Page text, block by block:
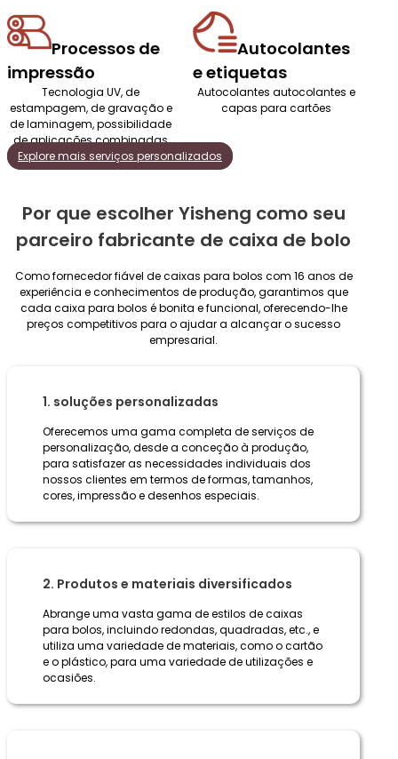
Processos de
impressão
Tecnologia UV, de
estampagem, de gravação e
de laminagem, possibilidade
de aplicações combinadas
Autocolantes
e etiquetas
Autocolantes autocolantes e
capas para cartões
Explore mais serviços personalizados
Por que escolher Yisheng como seu
parceiro fabricante de caixa de bolo
Como fornecedor fiável de caixas para bolos com 16 anos de
experiência e conhecimentos de produção, garantimos que
cada caixa para bolos é bonita e funcional, oferecendo-lhe
preços competitivos para o ajudar a alcançar o sucesso
empresarial.
1. soluções personalizadas
Oferecemos uma gama completa de serviços de
personalização, desde a conceção à produção,
para satisfazer as necessidades individuais dos
nossos clientes em termos de formas, tamanhos,
cores, impressão e desenhos especiais.
2. Produtos e materiais diversificados
Abrange uma vasta gama de estilos de caixas
para bolos, incluindo redondas, quadradas, etc., e
utiliza uma variedade de materiais, como o cartão
e o plástico, para uma variedade de utilizações e
ocasiões.